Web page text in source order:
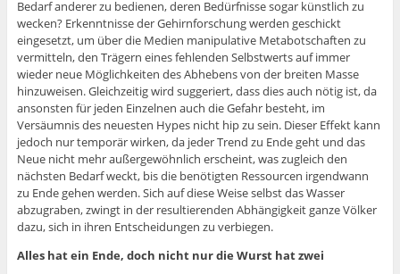
Bedarf anderer zu bedienen, deren Bedürfnisse sogar künstlich zu
wecken? Erkenntnisse der Gehirnforschung werden geschickt
eingesetzt, um über die Medien manipulative Metabotschaften zu
vermitteln, den Trägern eines fehlenden Selbstwerts auf immer
wieder neue Möglichkeiten des Abhebens von der breiten Masse
hinzuweisen. Gleichzeitig wird suggeriert, dass dies auch nötig ist, da
ansonsten für jeden Einzelnen auch die Gefahr besteht, im
Versäumnis des neuesten Hypes nicht hip zu sein. Dieser Effekt kann
jedoch nur temporär wirken, da jeder Trend zu Ende geht und das
Neue nicht mehr außergewöhnlich erscheint, was zugleich den
nächsten Bedarf weckt, bis die benötigten Ressourcen irgendwann
zu Ende gehen werden. Sich auf diese Weise selbst das Wasser
abzugraben, zwingt in der resultierenden Abhängigkeit ganze Völker
dazu, sich in ihren Entscheidungen zu verbiegen.
Alles hat ein Ende, doch nicht nur die Wurst hat zwei